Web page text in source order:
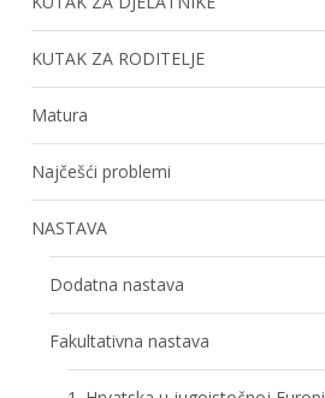
KUTAK ZA RODITELJE
Matura
Najčešći problemi
NASTAVA
Dodatna nastava
Fakultativna nastava